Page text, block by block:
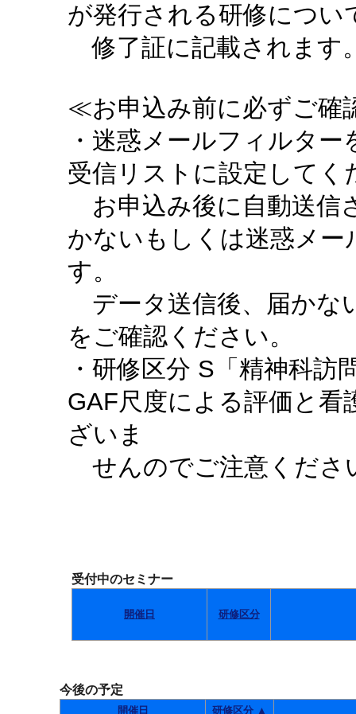
が発行される研修につい
修了証に記載されます
≪お申込み前に必ずご確
・迷惑メールフィルタ
受信リストに設定してく
お申込み後に自動送信
かないもしくは迷惑メ
す。
データ送信後、届かな
をご確認ください。
・研修区分 S「精神科
GAF尺度による評価と看
ざいま
せんのでご注意くださ
受付中のセミナー
開催日 研修区分
今後の予定
開催日 研修区分 ▲